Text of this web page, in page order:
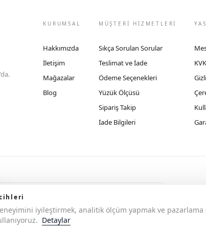
KURUMSAL
Hakkımızda
İletişim
Mağazalar
Blog
MÜŞTERİ HİZMETLERİ
Sıkça Sorulan Sorular
Teslimat ve İade
Ödeme Seçenekleri
Yüzük Ölçüsü
Sipariş Takip
İade Bilgileri
Bravo
iyileştirmek, analitik ölçüm yapmak ve pazarlama
Detaylar